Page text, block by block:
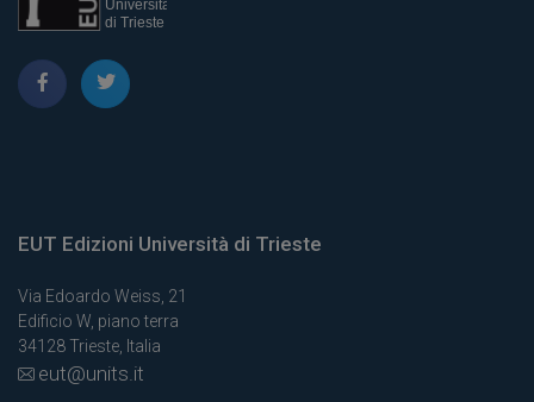
EUT Edizioni Università di Trieste
Via Edoardo Weiss, 21
Edificio W, piano terra
34128 Trieste, Italia
eut@units.it